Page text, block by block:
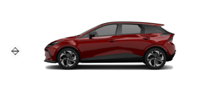
Previous slide
Next slide